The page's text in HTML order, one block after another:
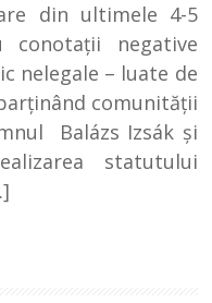
din ultimele 4-5
negative
nelegale – luate de
comunităţii
Balázs Izsák şi
statutului